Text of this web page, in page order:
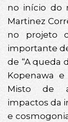
no início do
Martinez
no projeto
importante
de “A queda
Kopenawa
Misto de
impactos da
e